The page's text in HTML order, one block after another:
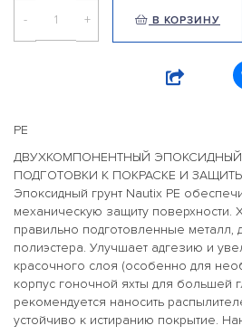
- + В КОРЗИНУ
PE
ДВУХКОМПОНЕНТНЫЙ ЭПОКСИДНЫЙ
ПОДГОТОВКИ К ПОКРАСКЕ И
Эпоксидный грунт Nautix PE
механическую защиту поверхности.
правильно подготовленные металл,
полиэстера. Улучшает адгезию и
красочного слоя (особенно для
корпус гоночной яхты для большей
рекомендуется наносить
устойчиво к истиранию покрытие.